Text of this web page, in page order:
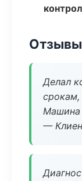
Отзывы
Делал
Машина
—